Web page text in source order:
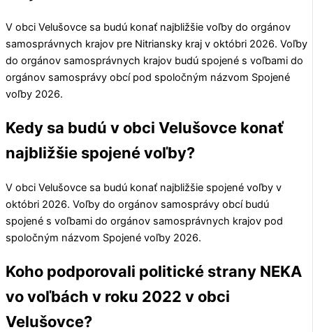
V obci Velušovce sa budú konať najbližšie voľby do orgánov
samosprávnych krajov pre Nitriansky kraj v októbri 2026. Voľby
do orgánov samosprávnych krajov budú spojené s voľbami do
orgánov samosprávy obcí pod spoločným názvom Spojené
voľby 2026.
Kedy sa budú v obci Velušovce konať
najbližšie spojené voľby?
V obci Velušovce sa budú konať najbližšie spojené voľby v
októbri 2026. Voľby do orgánov samosprávy obcí budú
spojené s voľbami do orgánov samosprávnych krajov pod
spoločným názvom Spojené voľby 2026.
Koho podporovali politické strany NEKA
vo voľbách v roku 2022 v obci
Velušovce?